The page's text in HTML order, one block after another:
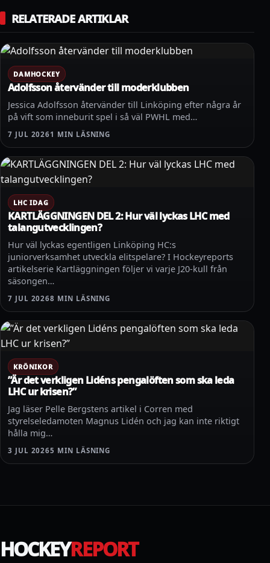
RELATERADE ARTIKLAR
DAMHOCKEY
Adolfsson återvänder till moderklubben
Jessica Adolfsson återvänder till Linköping efter några år
på vift som inneburit spel i så väl PWHL med…
7 JUL 2026 1 MIN LÄSNING
LHC IDAG
KARTLÄGGNINGEN DEL 2: Hur väl lyckas LHC med
talangutvecklingen?
Hur väl lyckas egentligen Linköping HC:s
juniorverksamhet utveckla elitspelare? I Hockeyreports
artikelserie Kartläggningen följer vi varje J20-kull från
säsongen…
7 JUL 20268 MIN LÄSNING
KRÖNIKOR
”Är det verkligen Lidéns pengalöften som ska leda
LHC ur krisen?”
Jag läser Pelle Bergstens artikel i Corren med
styrelseledamoten Magnus Lidén och jag kan inte riktigt
hålla mig…
3 JUL 20265 MIN LÄSNING
HOCKEYREPORT